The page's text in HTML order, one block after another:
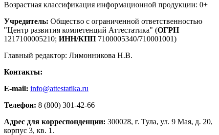
Возрастная классификация информационной продукции: 0+
Учредитель: Общество с ограниченной ответственностью
"Центр развития компетенций Аттестатика" (ОГРН
1217100005210; ИНН/КПП 7100005340/710001001)
Главный редактор: Лимонникова Н.В.
Контакты:
E-mail: info@attestatika.ru
Телефон: 8 (800) 301-42-66
Адрес для корреспонденции: 300028, г. Тула, ул. 9 Мая, д. 20,
корпус 3, кв. 1.